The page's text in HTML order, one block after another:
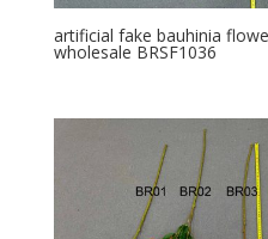
artificial fake bauhinia
wholesale BRSF1036